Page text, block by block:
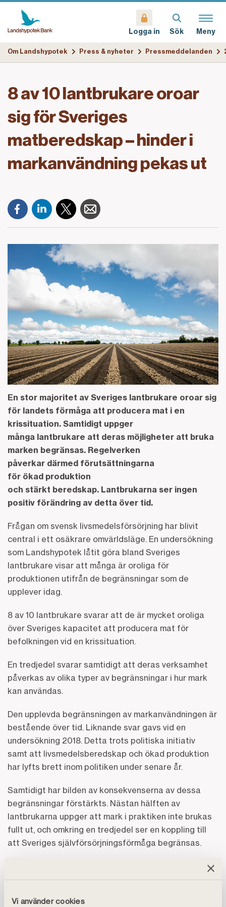
Vi använder cookies
Logga in Sök Meny
Om Landshypotek Press & nyheter Pressmeddelanden
8 av 10 lantbrukare oroar
sig för Sveriges
matberedskap – hinder i
markanvändning pekas ut
En stor majoritet av Sveriges lantbrukare oroar sig
för landets förmåga att producera mat i en
krissituation. Samtidigt uppger
många lantbrukare att deras möjligheter att bruka
marken begränsas. Regelverken
påverkar därmed förutsättningarna
för ökad produktion
och stärkt beredskap. Lantbrukarna ser ingen
positiv förändring av detta över tid.
Frågan om svensk livsmedelsförsörjning har blivit
central i ett osäkrare omvärldsläge. En undersökning
som Landshypotek låtit göra bland Sveriges
lantbrukare visar att många är oroliga för
produktionen utifrån de begränsningar som de
upplever idag.
8 av 10 lantbrukare svarar att de är mycket oroliga
över Sveriges kapacitet att producera mat för
befolkningen vid en krissituation.
En tredjedel svarar samtidigt att deras verksamhet
påverkas av olika typer av begränsningar i hur mark
kan användas.
Den upplevda begränsningen av markanvändningen är
bestående över tid. Liknande svar gavs vid en
undersökning 2018. Detta trots politiska initiativ
samt att livsmedelsberedskap och ökad produktion
har lyfts brett inom politiken under senare år.
Samtidigt har bilden av konsekvenserna av dessa
begränsningar förstärkts. Nästan hälften av
lantbrukarna uppger att mark i praktiken inte brukas
fullt ut, och omkring en tredjedel ser en koppling till
att Sveriges självförsörjningsförmåga begränsas.
uttrycker behovet av att producera mer, samtidigt